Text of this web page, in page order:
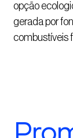
opção
gerada por
combustíveis